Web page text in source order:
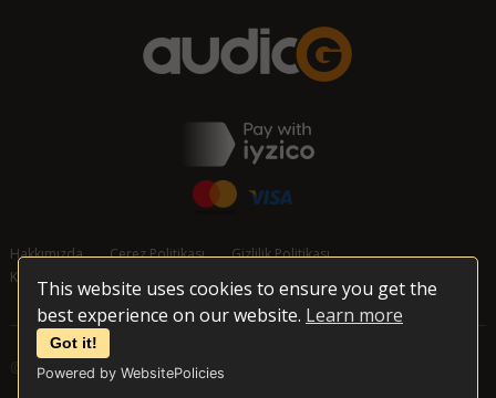
This website uses cookies to ensure you get the
best experience on our website. Learn more
Got it!
Powered by WebsitePolicies
Hakkımızda Çerez Politikası
Gizlilik Politikası
Kullanım Koşulları
© 2026 audioG - Tüm Hakları Korunmaktadır